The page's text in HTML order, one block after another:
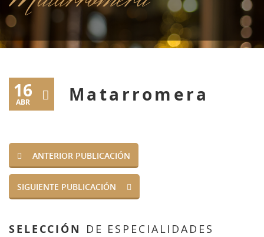
16
ABR Matarromera
ANTERIOR PUBLICACIÓN
SIGUIENTE PUBLICACIÓN
SELECCIÓN DE ESPECIALIDADES